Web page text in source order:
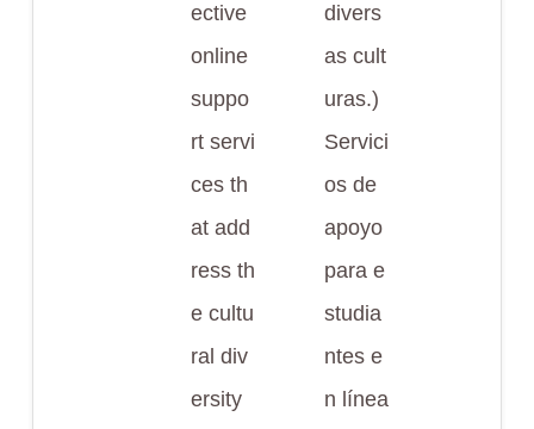
ective
online
suppo
rt servi
ces th
at add
ress th
e cultu
ral div
ersity
divers
as cult
uras.)
Servici
os de
apoyo
para e
studia
ntes e
n línea